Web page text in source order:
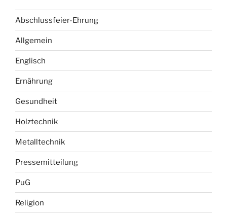
Abschlussfeier-Ehrung
Allgemein
Englisch
Ernährung
Gesundheit
Holztechnik
Metalltechnik
Pressemitteilung
PuG
Religion